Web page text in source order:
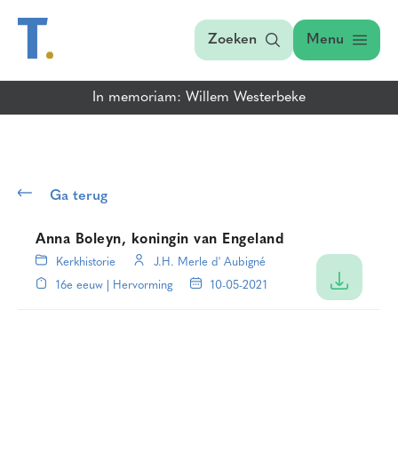
Zoeken Menu
In memoriam: Willem Westerbeke
Ga terug
Anna Boleyn, koningin van Engeland
Kerkhistorie
J.H. Merle d' Aubigné
16e eeuw | Hervorming
10-05-2021